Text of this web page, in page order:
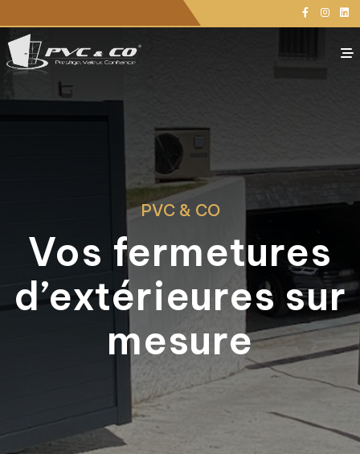
Actualités
Contacts
PVC & CO
Vos fermetures
d’extérieures sur
mesure